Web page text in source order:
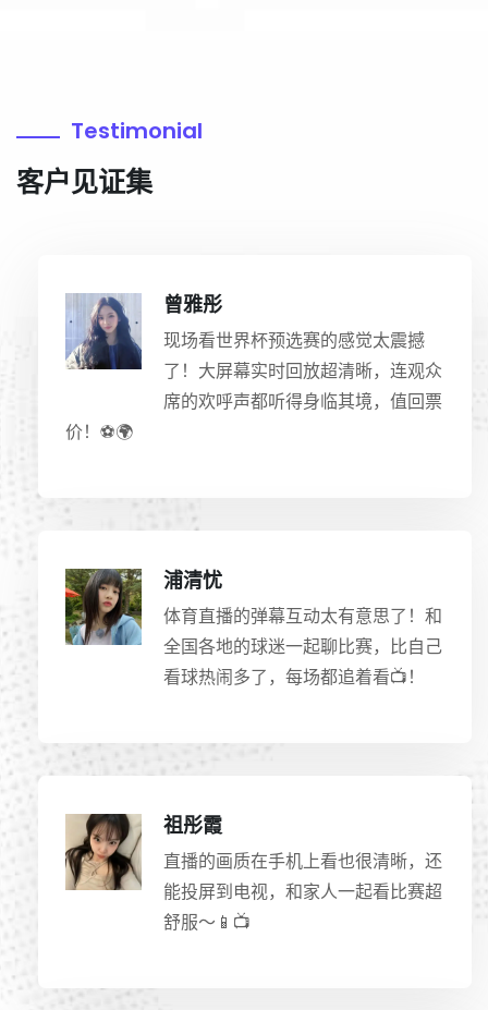
Testimonial
客户见证集
曾雅彤
现场看世界杯预选赛的感觉太震撼
了！大屏幕实时回放超清晰，连观众
席的欢呼声都听得身临其境，值回票
价！⚽️🌍
浦清忧
体育直播的弹幕互动太有意思了！和
全国各地的球迷一起聊比赛，比自己
看球热闹多了，每场都追着看📺！
祖彤霞
直播的画质在手机上看也很清晰，还
能投屏到电视，和家人一起看比赛超
舒服～📱📺